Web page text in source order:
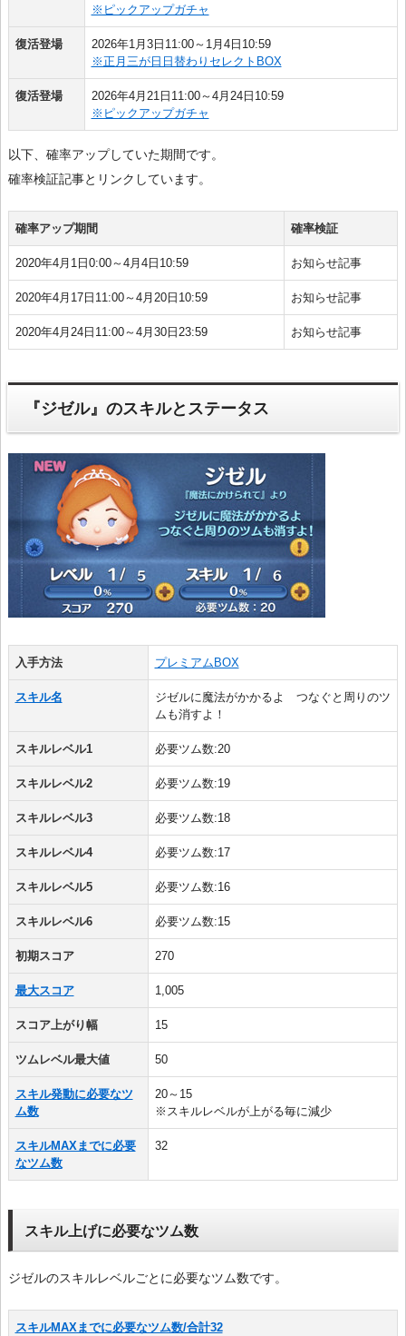
※ピックアップガチャ
復活登場
2026年1月3日11:00～1月4日10:59
※正月三が日日替わりセレクトBOX
復活登場
2026年4月21日11:00～4月24日10:59
※ピックアップガチャ
以下、確率アップしていた期間です。
確率検証記事とリンクしています。
確率アップ期間 確率検証
2020年4月1日0:00～4月4日10:59 お知らせ記事
2020年4月17日11:00～4月20日10:59 お知らせ記事
2020年4月24日11:00～4月30日23:59 お知らせ記事
『ジゼル』のスキルとステータス
入手方法 プレミアムBOX
スキル名
ジゼルに魔法がかかるよ つなぐと周りのツ
ムも消すよ！
スキルレベル1 必要ツム数:20
スキルレベル2 必要ツム数:19
スキルレベル3 必要ツム数:18
スキルレベル4 必要ツム数:17
スキルレベル5 必要ツム数:16
スキルレベル6 必要ツム数:15
初期スコア 270
最大スコア 1,005
スコア上がり幅 15
ツムレベル最大値 50
スキル発動に必要なツ
ム数
20～15
※スキルレベルが上がる毎に減少
スキルMAXまでに必要
なツム数
32
スキル上げに必要なツム数
ジゼルのスキルレベルごとに必要なツム数です。
スキルMAXまでに必要なツム数/合計32